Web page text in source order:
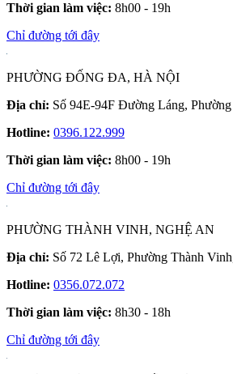
Thời gian làm việc: 8h00 - 19h
Chỉ đường tới đây
PHƯỜNG ĐỐNG ĐA, HÀ NỘI
Địa chỉ: Số 94E-94F Đường Láng,
Hotline: 0396.122.999
Thời gian làm việc: 8h00 - 19h
Chỉ đường tới đây
PHƯỜNG THÀNH VINH, NGHỆ AN
Địa chỉ: Số 72 Lê Lợi, Phường Thành
Hotline: 0356.072.072
Thời gian làm việc: 8h30 - 18h
Chỉ đường tới đây